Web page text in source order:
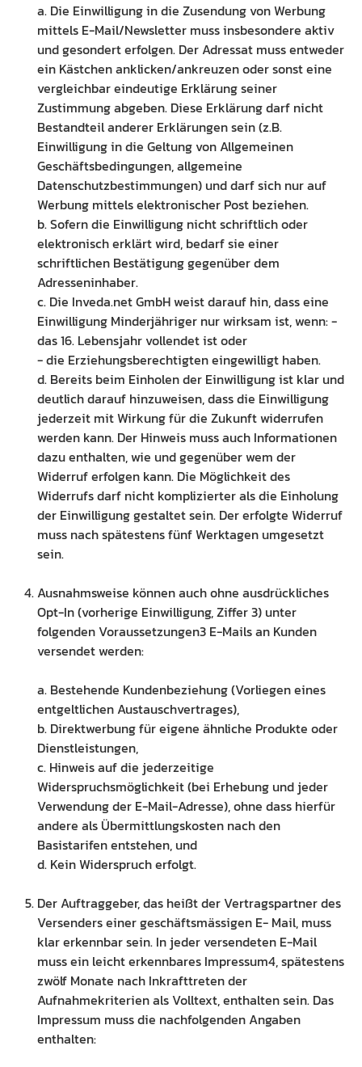
a. Die Einwilligung in die Zusendung von Werbung
mittels E-Mail/Newsletter muss insbesondere aktiv
und gesondert erfolgen. Der Adressat muss entweder
ein Kästchen anklicken/ankreuzen oder sonst eine
vergleichbar eindeutige Erklärung seiner
Zustimmung abgeben. Diese Erklärung darf nicht
Bestandteil anderer Erklärungen sein (z.B.
Einwilligung in die Geltung von Allgemeinen
Geschäftsbedingungen, allgemeine
Datenschutzbestimmungen) und darf sich nur auf
Werbung mittels elektronischer Post beziehen.
b. Sofern die Einwilligung nicht schriftlich oder
elektronisch erklärt wird, bedarf sie einer
schriftlichen Bestätigung gegenüber dem
Adresseninhaber.
c. Die Inveda.net GmbH weist darauf hin, dass eine
Einwilligung Minderjähriger nur wirksam ist, wenn: -
das 16. Lebensjahr vollendet ist oder
- die Erziehungsberechtigten eingewilligt haben.
d. Bereits beim Einholen der Einwilligung ist klar und
deutlich darauf hinzuweisen, dass die Einwilligung
jederzeit mit Wirkung für die Zukunft widerrufen
werden kann. Der Hinweis muss auch Informationen
dazu enthalten, wie und gegenüber wem der
Widerruf erfolgen kann. Die Möglichkeit des
Widerrufs darf nicht komplizierter als die Einholung
der Einwilligung gestaltet sein. Der erfolgte Widerruf
muss nach spätestens fünf Werktagen umgesetzt
sein.
Ausnahmsweise können auch ohne ausdrückliches
Opt-In (vorherige Einwilligung, Ziffer 3) unter
folgenden Voraussetzungen3 E-Mails an Kunden
versendet werden:
a. Bestehende Kundenbeziehung (Vorliegen eines
entgeltlichen Austauschvertrages),
b. Direktwerbung für eigene ähnliche Produkte oder
Dienstleistungen,
c. Hinweis auf die jederzeitige
Widerspruchsmöglichkeit (bei Erhebung und jeder
Verwendung der E-Mail-Adresse), ohne dass hierfür
andere als Übermittlungskosten nach den
Basistarifen entstehen, und
d. Kein Widerspruch erfolgt.
Der Auftraggeber, das heißt der Vertragspartner des
Versenders einer geschäftsmässigen E- Mail, muss
klar erkennbar sein. In jeder versendeten E-Mail
muss ein leicht erkennbares Impressum4, spätestens
zwölf Monate nach Inkrafttreten der
Aufnahmekriterien als Volltext, enthalten sein. Das
Impressum muss die nachfolgenden Angaben
enthalten: